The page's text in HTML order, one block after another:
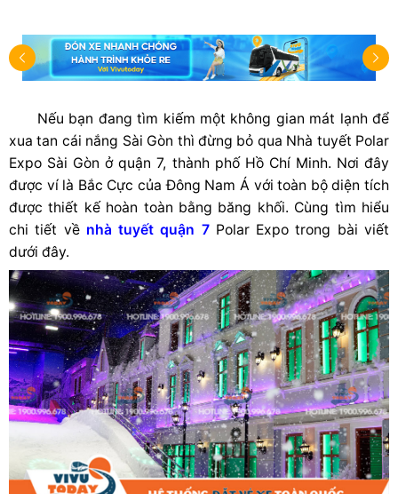
Nếu bạn đang tìm kiếm một không gian mát lạnh để
xua tan cái nắng Sài Gòn thì đừng bỏ qua Nhà tuyết Polar
Expo Sài Gòn ở quận 7, thành phố Hồ Chí Minh. Nơi đây
được ví là Bắc Cực của Đông Nam Á với toàn bộ diện tích
được thiết kế hoàn toàn bằng băng khối. Cùng tìm hiểu
chi tiết về nhà tuyết quận 7Polar Expo trong bài viết
dưới đây.